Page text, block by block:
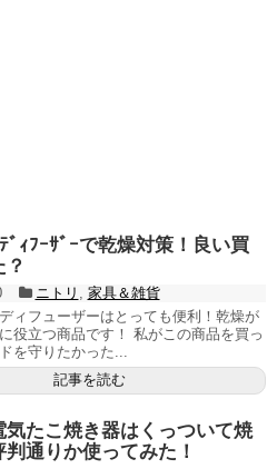
ﾞｨﾌｰｻﾞｰで乾燥対策！良い買
ニトリ , 家具＆雑貨
ィフューザーはとっても便利！乾燥が
役立つ商品です！ 私がこの商品を買っ
を守りたかった...
記事を読む
気たこ焼き器はくっついて焼
通りか使ってみた！